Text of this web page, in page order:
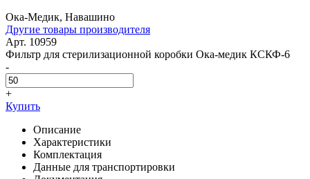
Ока-Медик, Навашино
Другие товары производителя
Арт. 10959
Фильтр для стерилизационной коробки Ока-медик КСКФ-6
-
+
Купить
Описание
Характеристики
Комплектация
Данные для транспортировки